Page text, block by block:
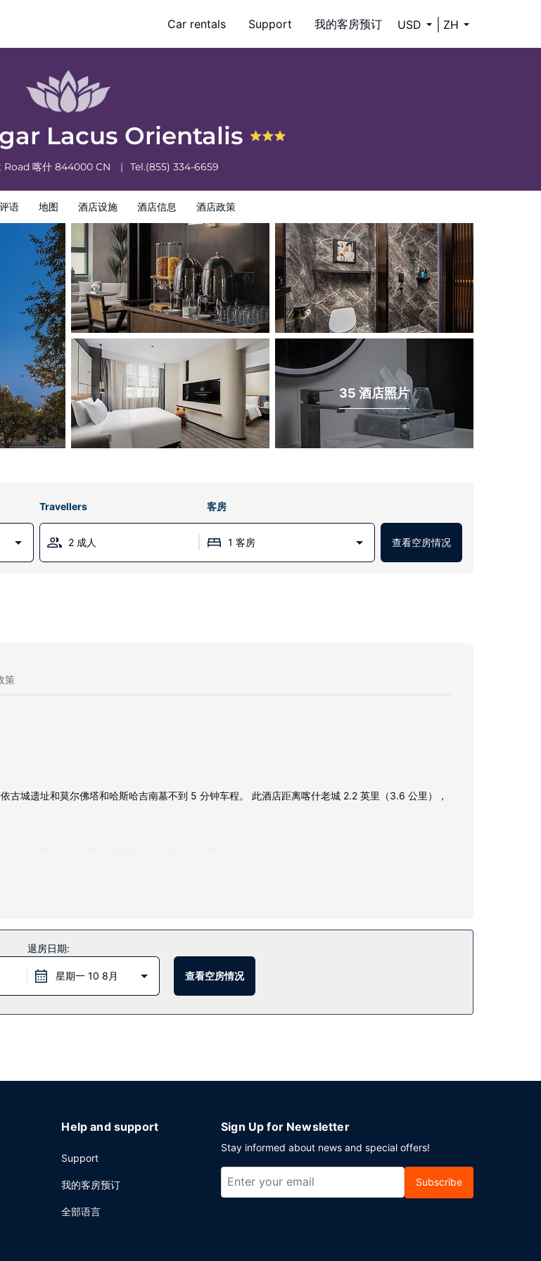
Car rentals Support 我的客房预订 USD ZH
Lacus Orientalis
Road 喀什 844000 CN Tel.(855) 334-6659
评语 地图 酒店设施 酒店信息 酒店政策
35 酒店照片
Travellers 客房
2 成人 1 客房 查看空房情况
策
古城遗址和莫尔佛塔和哈斯哈吉南墓不到 5 分钟车程。 此酒店距离喀什老城 2.2 英里（3.6 公里），
停车。
退房日期:
星期一 10 8月 查看空房情况
Help and support
Support
我的客房预订
全部语言
Sign Up for Newsletter
Stay informed about news and special offers!
Subscribe